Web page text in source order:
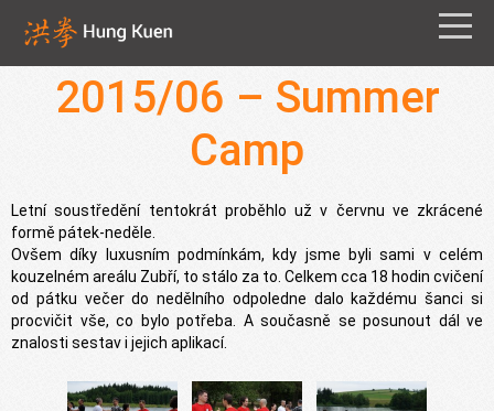
2015/06 – Summer
Camp
Letní soustředění tentokrát proběhlo už v červnu ve zkrácené
formě pátek-neděle.
Ovšem díky luxusním podmínkám, kdy jsme byli sami v celém
kouzelném areálu Zubří, to stálo za to. Celkem cca 18 hodin cvičení
od pátku večer do nedělního odpoledne dalo každému šanci si
procvičit vše, co bylo potřeba. A současně se posunout dál ve
znalosti sestav i jejich aplikací.